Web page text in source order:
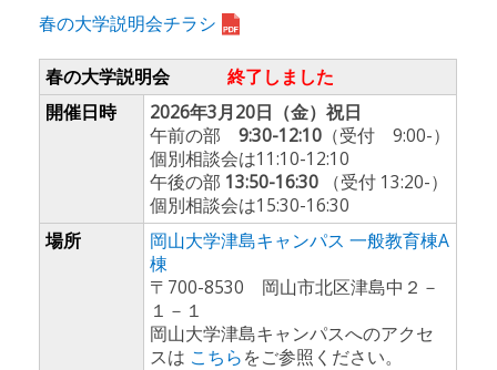
春の大学説明会チラシ
春の大学説明会
終了しました
開催日時
2026年3月20日（金）祝日
午前の部 9:30-12:10 （受付 9:00-）
個別相談会は11:10-12:10
午後の部 13:50-16:30 （受付 13:20-）
個別相談会は15:30-16:30
場所
岡山大学津島キャンパス 一般教育棟A
棟
〒700-8530 岡山市北区津島中２－
１－１
岡山大学津島キャンパスへのアクセ
スは こちらをご参照ください。